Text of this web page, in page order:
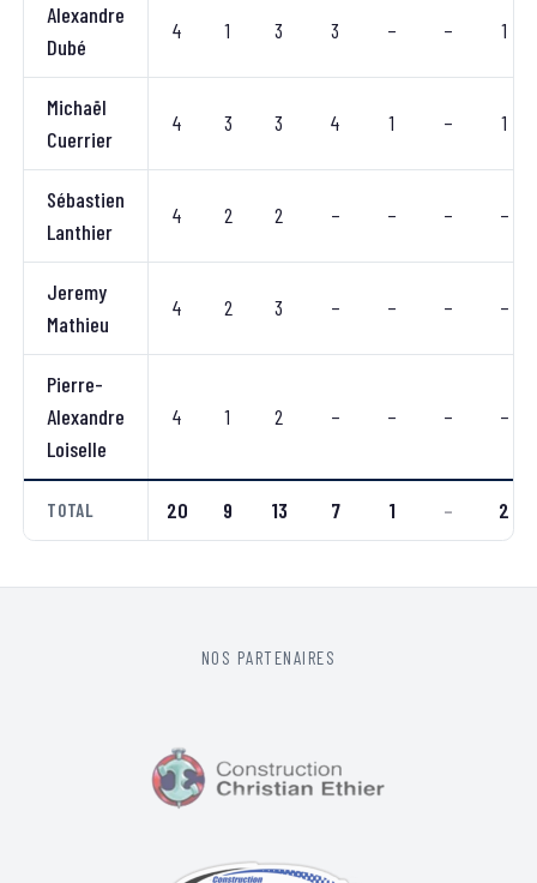
Alexandre
Dubé
4 1 3 3 – – 1
Michaël
Cuerrier
4 3 3 4 1 – 1
Sébastien
Lanthier
4 2 2 – – – –
Jeremy
Mathieu
4 2 3 – – – –
Pierre-
Alexandre
Loiselle
4 1 2 – – – –
TOTAL 20 9 13 7 1 – 2
NOS PARTENAIRES